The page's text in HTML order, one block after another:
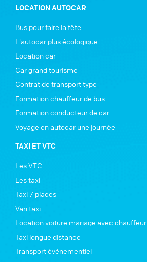
LOCATION AUTOCAR
Bus pour faire la fête
L'autocar plus écologique
Location car
Car grand tourisme
Contrat de transport type
Formation chauffeur de bus
Formation conducteur de car
Voyage en autocar une journée
TAXI ET VTC
Les VTC
Les taxi
Taxi 7 places
Van taxi
Location voiture mariage avec chauffeur
Taxi longue distance
Transport événementiel